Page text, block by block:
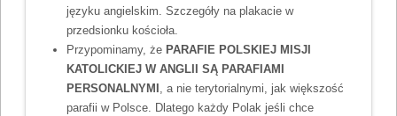
języku angielskim. Szczegóły na plakacie w
przedsionku kościoła.
Przypominamy, że PARAFIE POLSKIEJ MISJI
KATOLICKIEJ W ANGLII SĄ PARAFIAMI
PERSONALNYMI , a nie terytorialnymi, jak większość
parafii w Polsce. Dlatego każdy Polak jeśli chce